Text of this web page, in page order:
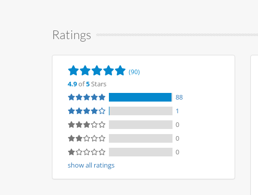
Ratings
(90)
4.9of5Stars
88
1
0
0
0
show all ratings